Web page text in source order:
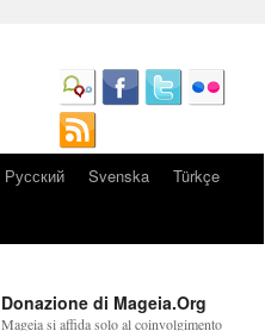
Русский Svenska
Türkçe
Donazione di Mageia.Org
Mageia si affida solo al coinvolgimento